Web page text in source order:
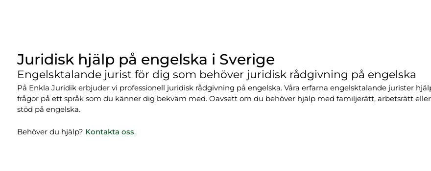
Juridisk hjälp på engelska i Sverige
Engelsktalande jurist för dig som behöver juridisk rådgivning på engelska
På Enkla Juridik erbjuder vi professionell juridisk rådgivning på engelska. Våra erfarna engelsktalande jurister
frågor på ett språk som du känner dig bekväm med. Oavsett om du behöver hjälp med familjerätt, arbetsrätt
stöd på engelska.
Behöver du hjälp? Kontakta oss.